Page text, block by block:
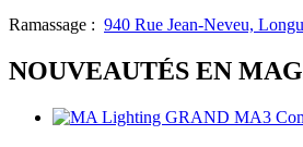
Ramassage : 940 Rue Jean-Neveu,
NOUVEAUTÉS EN